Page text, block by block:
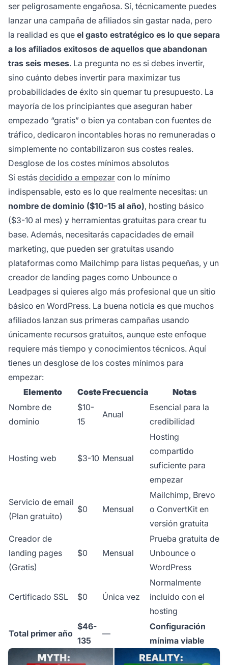
ser peligrosamente engañosa. Sí, técnicamente puedes
lanzar una campaña de afiliados sin gastar nada, pero
la realidad es que el gasto estratégico es lo que separa
a los afiliados exitosos de aquellos que abandonan
tras seis meses. La pregunta no es si debes invertir,
sino cuánto debes invertir para maximizar tus
probabilidades de éxito sin quemar tu presupuesto. La
mayoría de los principiantes que aseguran haber
empezado “gratis” o bien ya contaban con fuentes de
tráfico, dedicaron incontables horas no remuneradas o
simplemente no contabilizaron sus costes reales.
Desglose de los costes mínimos absolutos
Si estás decidido a empezar con lo mínimo
indispensable, esto es lo que realmente necesitas: un
nombre de dominio ($10-15 al año), hosting básico
($3-10 al mes) y herramientas gratuitas para crear tu
base. Además, necesitarás capacidades de email
marketing, que pueden ser gratuitas usando
plataformas como Mailchimp para listas pequeñas, y un
creador de landing pages como Unbounce o
Leadpages si quieres algo más profesional que un sitio
básico en WordPress. La buena noticia es que muchos
afiliados lanzan sus primeras campañas usando
únicamente recursos gratuitos, aunque este enfoque
requiere más tiempo y conocimientos técnicos. Aquí
tienes un desglose de los costes mínimos para
empezar:
Elemento
CosteFrecuencia
Notas
Nombre de
dominio
$10-
15
Anual
Esencial para la
credibilidad
Hosting web $3-10 Mensual
Hosting
compartido
suficiente para
empezar
Servicio de email
(Plan gratuito)
$0 Mensual
Mailchimp, Brevo
o ConvertKit en
versión gratuita
Creador de
landing pages
(Gratis)
$0 Mensual
Prueba gratuita de
Unbounce o
WordPress
Certificado SSL $0 Única vez
Normalmente
incluido con el
hosting
Total primer año
$46-
135
—
Configuración
mínima viable